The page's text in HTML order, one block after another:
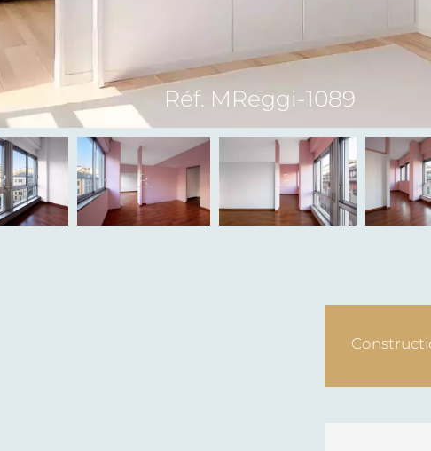
Réf. MReggi-1089